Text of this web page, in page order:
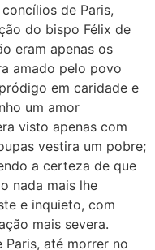
de Paris,
do bispo Félix de
eram apenas os
amado pelo povo
em caridade e
um amor
visto apenas com
vestira um pobre;
a certeza de que
nada mais lhe
e inquieto, com
mais severa.
Paris, até morrer no